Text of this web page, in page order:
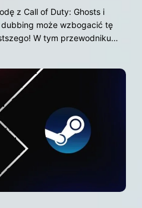
z Call of Duty: Ghosts i
może wzbogacić tę
W tym przewodniku…